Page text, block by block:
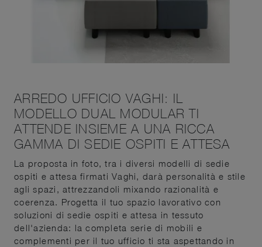
ARREDO UFFICIO VAGHI: IL
MODELLO DUAL MODULAR TI
ATTENDE INSIEME A UNA RICCA
GAMMA DI SEDIE OSPITI E ATTESA
La proposta in foto, tra i diversi modelli di sedie
ospiti e attesa firmati Vaghi, darà personalità e stile
agli spazi, attrezzandoli mixando razionalità e
coerenza. Progetta il tuo spazio lavorativo con
soluzioni di sedie ospiti e attesa in tessuto
dell'azienda: la completa serie di mobili e
complementi per il tuo ufficio ti sta aspettando in